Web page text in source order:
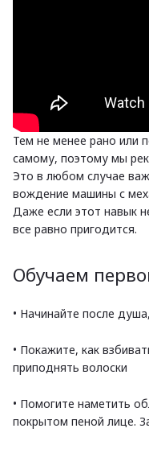
Тем не менее рано или
самому, поэтому мы
Это в любом случае
вождение машины с
Даже если этот навык
все равно пригодится.
Обучаем
• Начинайте после
• Покажите, как
приподнять волоски
• Помогите наметить
покрытом пеной лице.